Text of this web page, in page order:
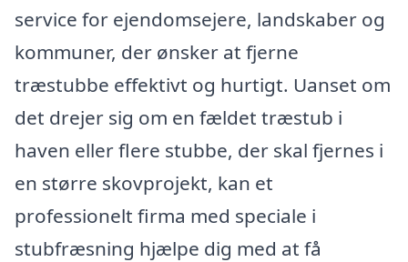
service for ejendomsejere, landskaber og
kommuner, der ønsker at fjerne
træstubbe effektivt og hurtigt. Uanset om
det drejer sig om en fældet træstub i
haven eller flere stubbe, der skal fjernes i
en større skovprojekt, kan et
professionelt firma med speciale i
stubfræsning hjælpe dig med at få